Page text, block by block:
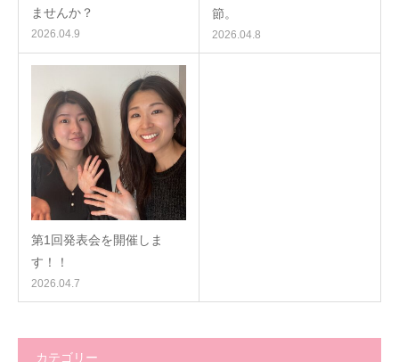
ませんか？
2026.04.9
節。
2026.04.8
第1回発表会を開催しま
す！！
2026.04.7
カテゴリー